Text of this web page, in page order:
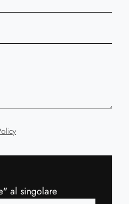
al singolare